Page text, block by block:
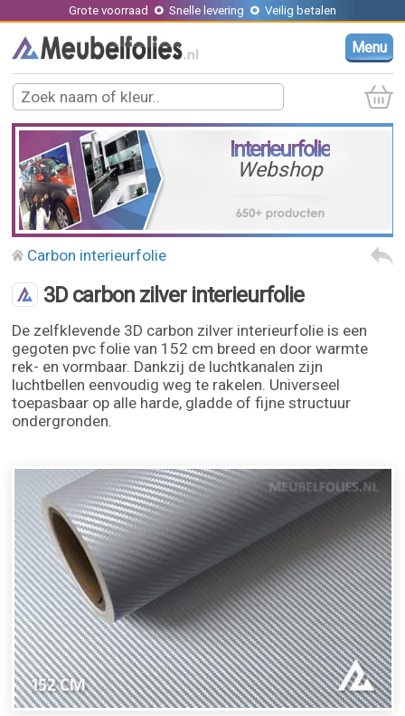
Grote voorraad Snelle levering Veilig betalen
Menu
Interieurfolie
Webshop
Carbon interieurfolie
3D carbon zilver interieurfolie
De zelfklevende 3D carbon zilver interieurfolie is een
gegoten pvc folie van 152 cm breed en door warmte
rek- en vormbaar. Dankzij de luchtkanalen zijn
luchtbellen eenvoudig weg te rakelen. Universeel
toepasbaar op alle harde, gladde of fijne structuur
ondergronden.